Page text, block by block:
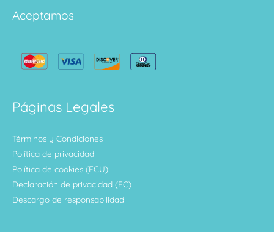
Aceptamos
Páginas Legales
Términos y Condiciones
Política de privacidad
Política de cookies (ECU)
Declaración de privacidad (EC)
Descargo de responsabilidad